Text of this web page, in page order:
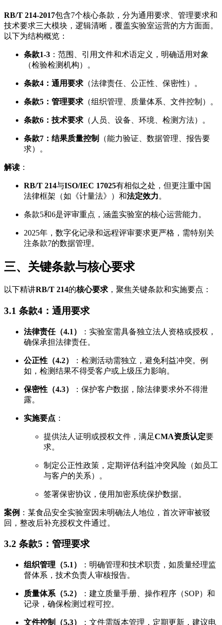
RB/T 214-2017包含7个核心条款，分为通用要求、管理要求和
技术要求三大模块，逻辑清晰，覆盖实验室运营的方方面面。
以下为结构概览：
条款1-3 ：范围、引用文件和术语定义，明确适用对象
（检验检测机构）。
条款4：通用要求 （法律责任、公正性、保密性）。
条款5：管理要求 （组织管理、质量体系、文件控制）。
条款6：技术要求 （人员、设备、环境、检测方法）。
条款7：结果质量控制
（能力验证、数据管理、报告要
求）。
解读 ：
RB/T 214与ISO/IEC 17025有相似之处，但更注重中国
法律框架（如《计量法》）和法定效力。
条款5和6是评审重点，涵盖实验室的核心运营能力。
2025年，数字化记录和远程评审要求更严格，需特别关
注条款7的数据管理。
三、关键条款与核心要求
以下精讲RB/T 214的核心要求 ，聚焦关键条款和实施要点：
3.1 条款4：通用要求
法律责任（4.1）
：实验室需具备独立法人资格或授权，
确保承担法律责任。
公正性（4.2）
：检测活动需独立，避免利益冲突。例
如，检测结果不得受客户或上级压力影响。
保密性（4.3）
：保护客户数据，除法律要求外不得泄
露。
实施要点 ：
提供法人证明或授权文件，满足CMA资质认定要
求。
制定公正性政策，定期评估利益冲突风险（如员工
与客户的关系）。
签署保密协议，使用加密系统保护数据。
案例 ：某食品安全实验室因未明确法人地位，首次评审被驳
回，整改后补充授权文件通过。
3.2 条款5：管理要求
组织管理（5.1）
：明确管理和技术职责，如质量经理监
督体系，技术负责人审核报告。
质量体系（5.2）
：建立质量手册、操作程序（SOP）和
记录，确保检测过程可控。
文件控制（5.3） ：文件需版本管理，定期更新，建议电